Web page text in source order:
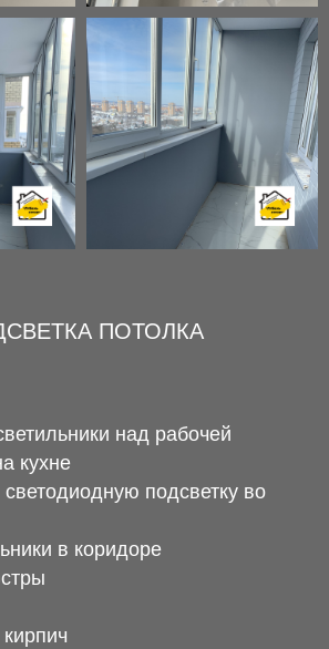
ПОТОЛКА
над рабочей
кухне
подсветку во
в коридоре